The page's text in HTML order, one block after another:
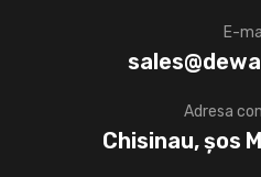
E-
Adresa
Chisinau, șos